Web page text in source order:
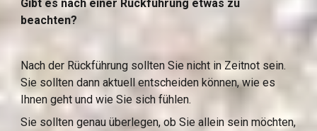
Gibt es nach einer Rückführung etwas zu
beachten?
Nach der Rückführung sollten Sie nicht in Zeitnot sein.
Sie sollten dann aktuell entscheiden können, wie es
Ihnen geht und wie Sie sich fühlen.
Sie sollten genau überlegen, ob Sie allein sein möchten,